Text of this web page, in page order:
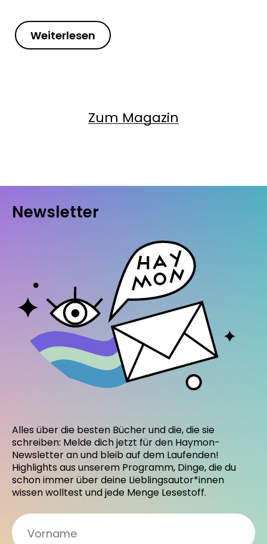
Weiterlesen
Zum Magazin
Newsletter
Alles über die besten Bücher und die, die sie
schreiben: Melde dich jetzt für den Haymon-
Newsletter an und bleib auf dem Laufenden!
Highlights aus unserem Programm, Dinge, die du
schon immer über deine Lieblingsautor*innen
wissen wolltest und jede Menge Lesestoff.